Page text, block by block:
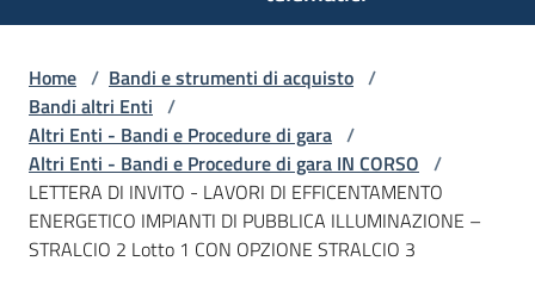
telematici
L'Agenzia
Home / Bandi e strumenti di acquisto /
Bandi altri Enti /
Altri Enti - Bandi e Procedure di gara /
Altri Enti - Bandi e Procedure di gara IN CORSO /
LETTERA DI INVITO - LAVORI DI EFFICENTAMENTO
ENERGETICO IMPIANTI DI PUBBLICA ILLUMINAZIONE –
STRALCIO 2 Lotto 1 CON OPZIONE STRALCIO 3